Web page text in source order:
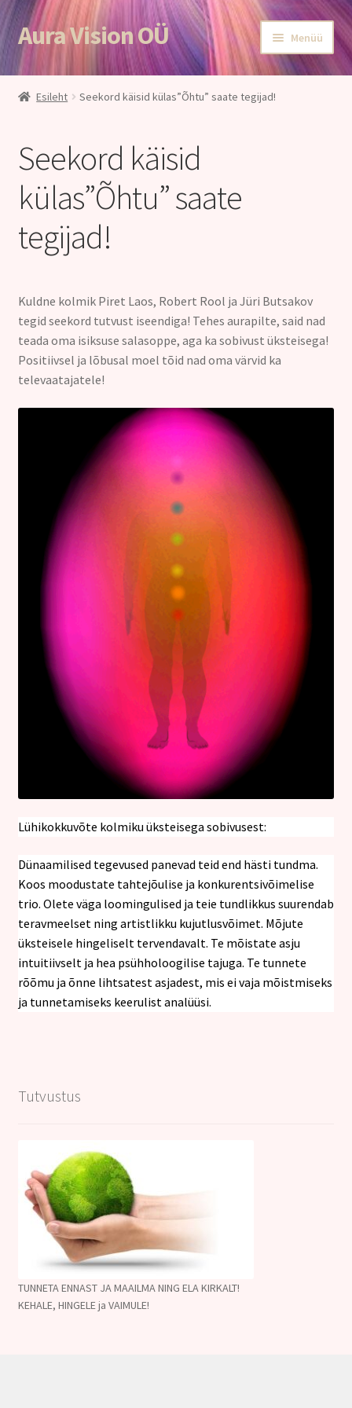
Aura Vision OÜ Menüü
Esileht
Teenused
Aroomiteraapia
Ole terve
Huvitavat lugemist
Kontakt
Esileht Seekord käisid külas”Õhtu” saate tegijad!
Seekord käisid
külas”Õhtu” saate
tegijad!
Kuldne kolmik Piret Laos, Robert Rool ja Jüri Butsakov
tegid seekord tutvust iseendiga! Tehes aurapilte, said nad
teada oma isiksuse salasoppe, aga ka sobivust üksteisega!
Positiivsel ja lõbusal moel tõid nad oma värvid ka
televaatajatele!
Lühikokkuvõte kolmiku üksteisega sobivusest:
Dünaamilised tegevused panevad teid end hästi tundma.
Koos moodustate tahtejõulise ja konkurentsivõimelise
trio. Olete väga loomingulised ja teie tundlikkus suurendab
teravmeelset ning artistlikku kujutlusvõimet. Mõjute
üksteisele hingeliselt tervendavalt. Te mõistate asju
intuitiivselt ja hea psühholoogilise tajuga. Te tunnete
rõõmu ja õnne lihtsatest asjadest, mis ei vaja mõistmiseks
ja tunnetamiseks keerulist analüüsi.
Tutvustus
TUNNETA ENNAST JA MAAILMA NING ELA KIRKALT!
KEHALE, HINGELE ja VAIMULE!